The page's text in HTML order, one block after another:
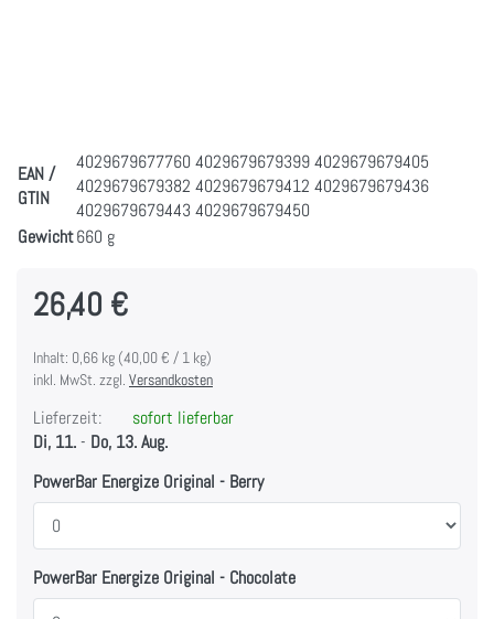
EAN /
GTIN
4029679677760 4029679679399 4029679679405
4029679679382 4029679679412 4029679679436
4029679679443 4029679679450
Gewicht660 g
26,40 €
Inhalt: 0,66 kg (40,00 € / 1 kg)
inkl. MwSt. zzgl. Versandkosten
Lieferzeit:
sofort lieferbar
Di, 11.- Do, 13. Aug.
PowerBar Energize Original - Berry
PowerBar Energize Original - Chocolate